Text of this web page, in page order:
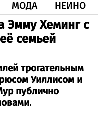
МОДА НЕИНО
ДРУГОЕ
Эмму Хеминг с
семьей
трогательным
Уиллисом и
публично